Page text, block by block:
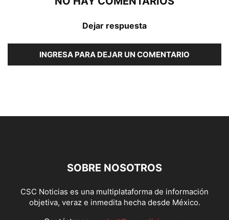
Dejar respuesta
INGRESA PARA DEJAR UN COMENTARIO
SOBRE NOSOTROS
CSC Noticias es una multiplataforma de información
objetiva, veraz e inmedita hecha desde México.